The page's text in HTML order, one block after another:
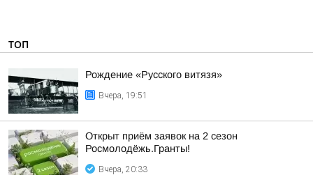
ТОП
Рождение «Русского витязя»
Вчера, 19:51
Открыт приём заявок на 2 сезон
Росмолодёжь.Гранты!
Вчера, 20:33